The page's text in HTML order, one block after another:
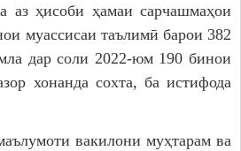
аз ҳисоби ҳамаи сарчашмаҳои
муассисаи таълимӣ барои 382
дар соли 2022-юм 190 бинои
хонанда сохта, ба истифода
вакилони муҳтарам ва